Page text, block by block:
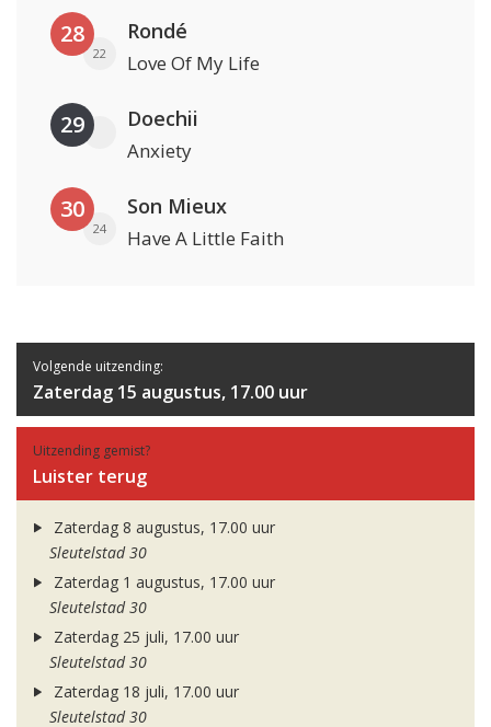
28
22
Rondé
Love Of My Life
29 Doechii
Anxiety
30
24
Son Mieux
Have A Little Faith
Volgende uitzending:
Zaterdag 15 augustus, 17.00 uur
Uitzending gemist?
Luister terug
Zaterdag 8 augustus, 17.00 uur
Sleutelstad 30
Zaterdag 1 augustus, 17.00 uur
Sleutelstad 30
Zaterdag 25 juli, 17.00 uur
Sleutelstad 30
Zaterdag 18 juli, 17.00 uur
Sleutelstad 30